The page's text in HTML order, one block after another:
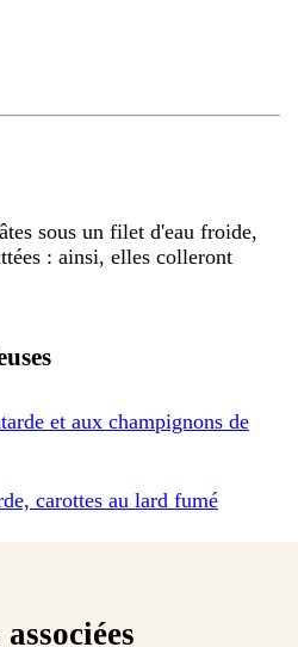
sous un filet d'eau froide,
: ainsi, elles colleront
et aux champignons de
carottes au lard fumé